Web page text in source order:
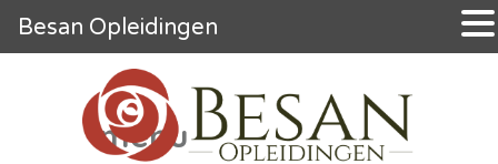
menu
Besan Opleidingen